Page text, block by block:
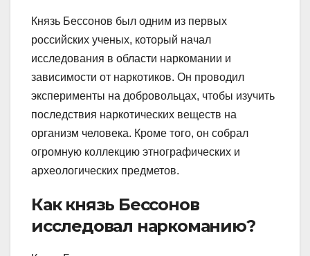
Князь Бессонов был одним из первых
российских ученых, который начал
исследования в области наркомании и
зависимости от наркотиков. Он проводил
эксперименты на добровольцах, чтобы изучить
последствия наркотических веществ на
организм человека. Кроме того, он собрал
огромную коллекцию этнографических и
археологических предметов.
Как князь Бессонов
исследовал наркоманию?